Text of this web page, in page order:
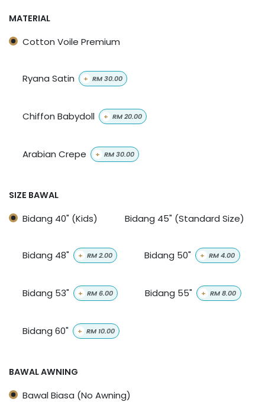
MATERIAL
Cotton Voile Premium
Ryana Satin + RM30.00
Chiffon Babydoll + RM20.00
Arabian Crepe + RM30.00
SIZE BAWAL
Bidang 40" (Kids) Bidang 45" (Standard Size)
Bidang 48" + RM2.00 Bidang 50" + RM4.00
Bidang 53" + RM6.00 Bidang 55" + RM8.00
Bidang 60" + RM 10.00
BAWAL AWNING
Bawal Biasa (No Awning)